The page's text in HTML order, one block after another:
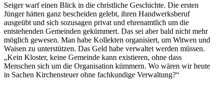
Seiger warf einen Blick in die christliche Geschichte. Die ersten
Jünger hätten ganz bescheiden gelebt, ihren Handwerksberuf
ausgeübt und sich sozusagen privat und ehrenamtlich um die
entstehenden Gemeinden gekümmert. Das sei aber bald nicht mehr
möglich gewesen. Man habe Kollekten organisiert, um Witwen und
Waisen zu unterstützen. Das Geld habe verwaltet werden müssen.
„Kein Kloster, keine Gemeinde kann existieren, ohne dass
Menschen sich um die Organisation kümmern. Wo wären wir heute
in Sachen Kirchensteuer ohne fachkundige Verwaltung?“